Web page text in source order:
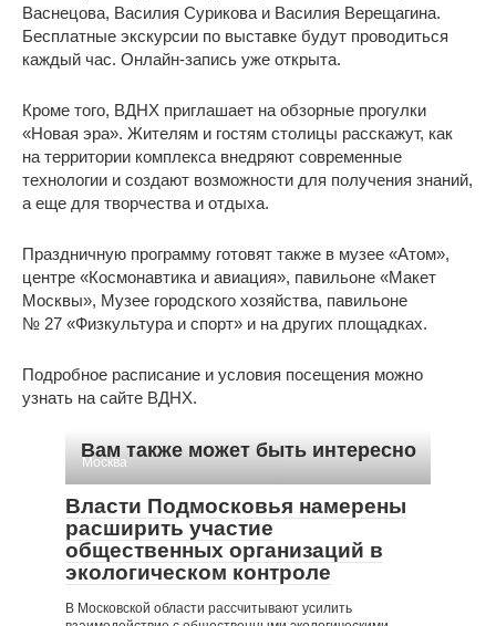
Васнецова, Василия Сурикова и Василия Верещагина.
Бесплатные экскурсии по выставке будут проводиться
каждый час. Онлайн-запись уже открыта.
Кроме того, ВДНХ приглашает на обзорные прогулки
«Новая эра». Жителям и гостям столицы расскажут, как
на территории комплекса внедряют современные
технологии и создают возможности для получения знаний,
а еще для творчества и отдыха.
Праздничную программу готовят также в музее «Атом»,
центре «Космонавтика и авиация», павильоне «Макет
Москвы», Музее городского хозяйства, павильоне
№ 27 «Физкультура и спорт» и на других площадках.
Подробное расписание и условия посещения можно
узнать на сайте ВДНХ.
Вам также может быть интересно
Москва
Власти Подмосковья намерены
расширить участие
общественных организаций в
экологическом контроле
В Московской области рассчитывают усилить